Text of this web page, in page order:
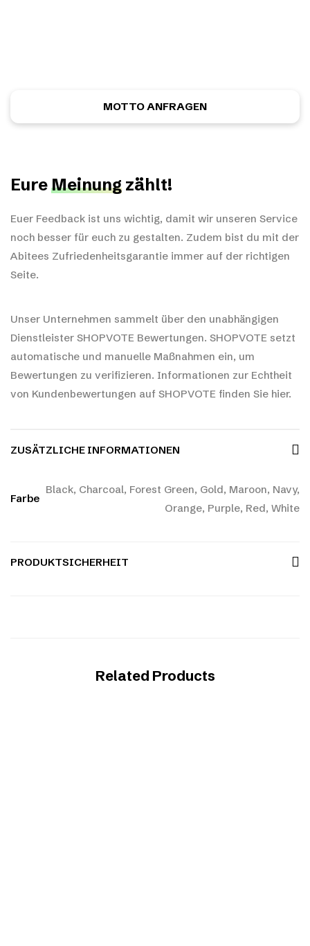
MOTTO ANFRAGEN
EureMeinung zählt!
Euer Feedback ist uns wichtig, damit wir unseren Service
noch besser für euch zu gestalten. Zudem bist du mit der
Abitees Zufriedenheitsgarantie immer auf der richtigen
Seite.
Unser Unternehmen sammelt über den unabhängigen
Dienstleister SHOPVOTE Bewertungen. SHOPVOTE setzt
automatische und manuelle Maßnahmen ein, um
Bewertungen zu verifizieren. Informationen zur Echtheit
von Kundenbewertungen auf SHOPVOTE finden Sie hier.
ZUSÄTZLICHE INFORMATIONEN
Farbe
Black, Charcoal, Forest Green, Gold, Maroon, Navy,
Orange, Purple, Red, White
PRODUKTSICHERHEIT
Related Products